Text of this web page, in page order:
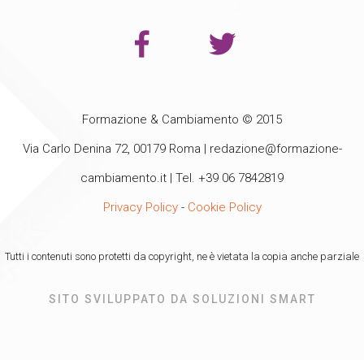
Formazione & Cambiamento © 2015
Via Carlo Denina 72, 00179 Roma | redazione@formazione-
cambiamento.it | Tel. +39 06 7842819
Privacy Policy- Cookie Policy
Tutti i contenuti sono protetti da copyright, ne è vietata la copia anche parziale
SITO SVILUPPATO DA SOLUZIONI SMART